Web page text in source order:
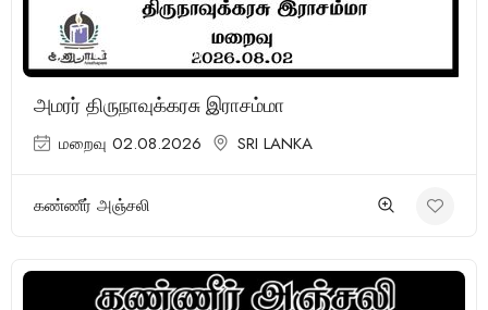
(1 Review)
அமரர் திருநாவுக்கரசு இராசம்மா
மறைவு 02.08.2026 SRI LANKA
கண்ணீர் அஞ்சலி